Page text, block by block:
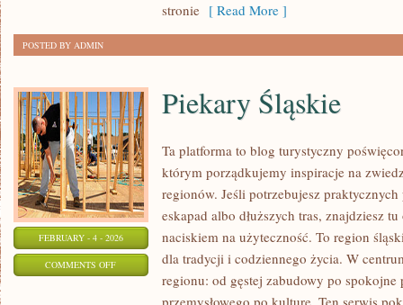
stronie [ Read More ]
POSTED BY ADMIN
FEBRUARY - 4 - 2026
COMMENTS OFFON
Piekary Śląskie
Ta platforma to blog turystyczny
którym porządkujemy inspiracje na
regionów. Jeśli potrzebujesz
eskapad albo dłuższych tras, znajdziesz
naciskiem na użyteczność. To region
dla tradycji i codziennego życia. W
regionu: od gęstej zabudowy po
przemysłowego po kulturę. Ten serwis